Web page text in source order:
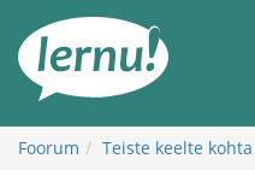
juurde
Foorum Teiste keelte kohta